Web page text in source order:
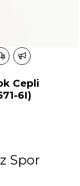
Cepli
6I)
Spor